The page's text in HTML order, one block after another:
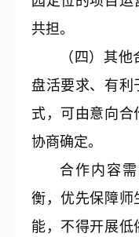
共担。
（四）其
盘活要求、有利
式，可由意向合
协商确定。
合作内容
衡，优先保障师
能，不得开展低